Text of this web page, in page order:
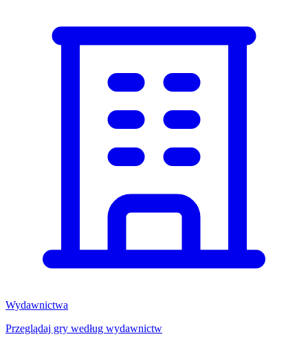
Wydawnictwa
Przeglądaj gry według wydawnictw